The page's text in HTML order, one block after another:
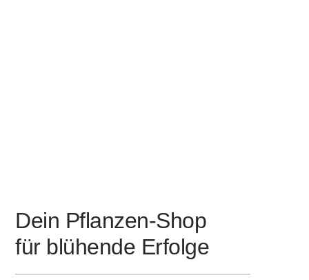
Dein Pflanzen-Shop
für blühende Erfolge